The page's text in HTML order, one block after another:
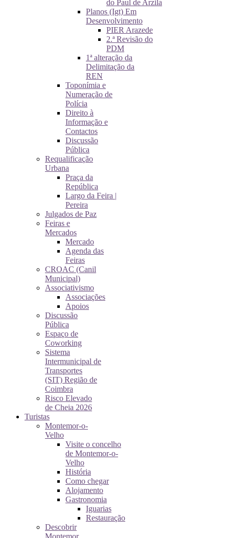
do Paul de Arzila
Planos (Igt) Em
Desenvolvimento
PIER Arazede
2.ª Revisão do
PDM
1ª alteração da
Delimitação da
REN
Toponímia e
Numeração de
Polícia
Direito à
Informação e
Contactos
Discussão
Pública
Requalificação
Urbana
Praça da
República
Largo da Feira |
Pereira
Julgados de Paz
Feiras e
Mercados
Mercado
Agenda das
Feiras
CROAC (Canil
Municipal)
Associativismo
Associações
Apoios
Discussão
Pública
Espaço de
Coworking
Sistema
Intermunicipal de
Transportes
(SIT) Região de
Coimbra
Risco Elevado
de Cheia 2026
Turistas
Montemor-o-
Velho
Visite o concelho
de Montemor-o-
Velho
História
Como chegar
Alojamento
Gastronomia
Iguarias
Restauração
Descobrir
Montemor